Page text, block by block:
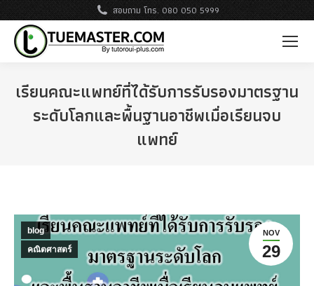
สอบถาม โทร. 080 050 5999
เรียนคณะแพทย์ที่ได้รับการรับรองมาตรฐาน
ระดับโลกและพื้นฐานอาชีพเมื่อเรียนจบ
แพทย์
NOV
29
blog
คณิตศาสตร์